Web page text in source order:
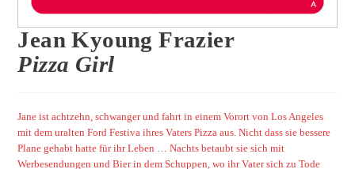
Jean Kyoung Frazier
Pizza Girl
Jane ist achtzehn, schwanger und fahrt in einem Vorort von Los Angeles
mit dem uralten Ford Festiva ihres Vaters Pizza aus. Nicht dass sie bessere
Plane gehabt hatte für ihr Leben … Nachts betaubt sie sich mit
Werbesendungen und Bier in dem Schuppen, wo ihr Vater sich zu Tode